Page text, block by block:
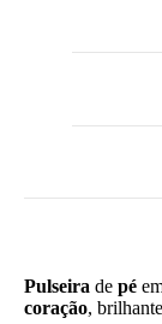
Pulseira de pé
coração,